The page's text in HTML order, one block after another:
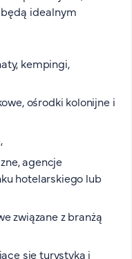
idealnym
kempingi,
ośrodki kolonijne i
agencje
hotelarskiego lub
związane z branżą
się turystyką i